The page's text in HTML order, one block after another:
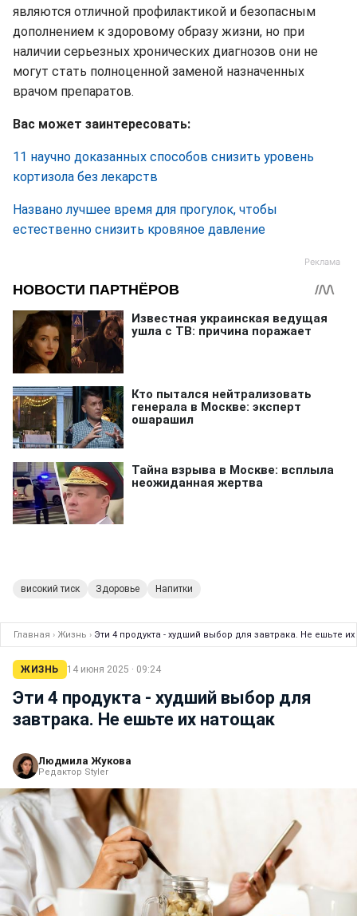
являются отличной профилактикой и безопасным
дополнением к здоровому образу жизни, но при
наличии серьезных хронических диагнозов они не
могут стать полноценной заменой назначенных
врачом препаратов.
Вас может заинтересовать:
11 научно доказанных способов снизить уровень
кортизола без лекарств
Названо лучшее время для прогулок, чтобы
естественно снизить кровяное давление
високий тиск Здоровье Напитки
Главная › Жизнь › Эти 4 продукта - худший выбор для завтрака. Не ешьте
ЖИЗНЬ 14 июня 2025 · 09:24
Эти 4 продукта - худший выбор для
завтрака. Не ешьте их натощак
Людмила Жукова
Редактор Styler